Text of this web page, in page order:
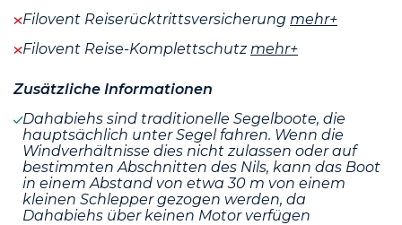
Filovent Reiserücktrittsversicherung mehr+
Filovent Reise-Komplettschutz mehr+
Zusätzliche Informationen
Dahabiehs sind traditionelle Segelboote, die
hauptsächlich unter Segel fahren. Wenn die
Windverhältnisse dies nicht zulassen oder auf
bestimmten Abschnitten des Nils, kann das Boot
in einem Abstand von etwa 30 m von einem
kleinen Schlepper gezogen werden, da
Dahabiehs über keinen Motor verfügen